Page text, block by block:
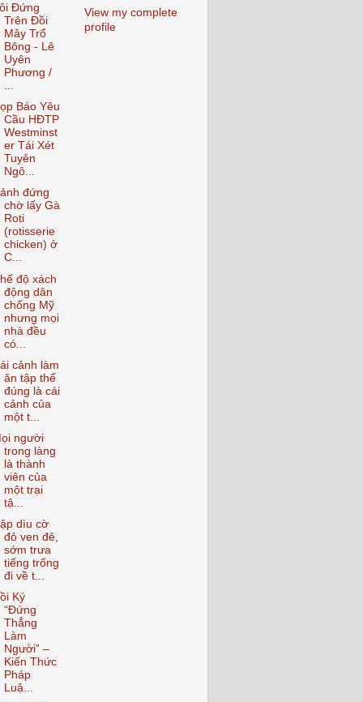
Đứng
Trên Đồi
Mây Trổ
Bông - Lê
Uyên
Phương /
...
Báo Yêu
Cầu HĐTP
Westminst
er Tái Xét
Tuyên
Ngô...
đứng
chờ lấy Gà
Roti
(rotisserie
chicken) ở
C...
độ xách
động dân
chống Mỹ
nhưng mọi
nhà đều
có...
cảnh làm
ăn tập thể
đúng là cái
cảnh của
một t...
người
trong làng
là thành
viên của
một trại
tậ...
dìu cờ
đỏ ven đê,
sớm trưa
tiếng trống
đi về t...
Ký
“Đứng
Thẳng
Làm
Người” –
Kiến Thức
Pháp
Luậ...
View my complete
profile